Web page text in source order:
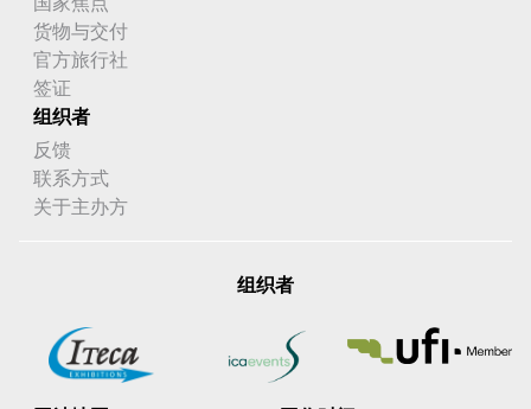
货物与交付
官方旅行社
签证
组织者
反馈
联系方式
关于主办方
组织者